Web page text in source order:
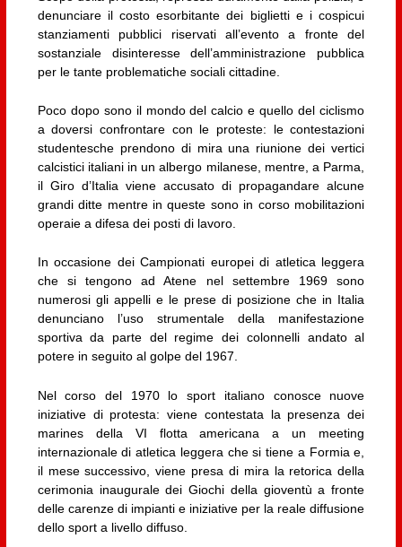
denunciare il costo esorbitante dei biglietti e i cospicui
stanziamenti pubblici riservati all’evento a fronte del
sostanziale disinteresse dell’amministrazione pubblica
per le tante problematiche sociali cittadine.
Poco dopo sono il mondo del calcio e quello del ciclismo
a doversi confrontare con le proteste: le contestazioni
studentesche prendono di mira una riunione dei vertici
calcistici italiani in un albergo milanese, mentre, a Parma,
il Giro d’Italia viene accusato di propagandare alcune
grandi ditte mentre in queste sono in corso mobilitazioni
operaie a difesa dei posti di lavoro.
In occasione dei Campionati europei di atletica leggera
che si tengono ad Atene nel settembre 1969 sono
numerosi gli appelli e le prese di posizione che in Italia
denunciano l’uso strumentale della manifestazione
sportiva da parte del regime dei colonnelli andato al
potere in seguito al golpe del 1967.
Nel corso del 1970 lo sport italiano conosce nuove
iniziative di protesta: viene contestata la presenza dei
marines della VI flotta americana a un meeting
internazionale di atletica leggera che si tiene a Formia e,
il mese successivo, viene presa di mira la retorica della
cerimonia inaugurale dei Giochi della gioventù a fronte
delle carenze di impianti e iniziative per la reale diffusione
dello sport a livello diffuso.